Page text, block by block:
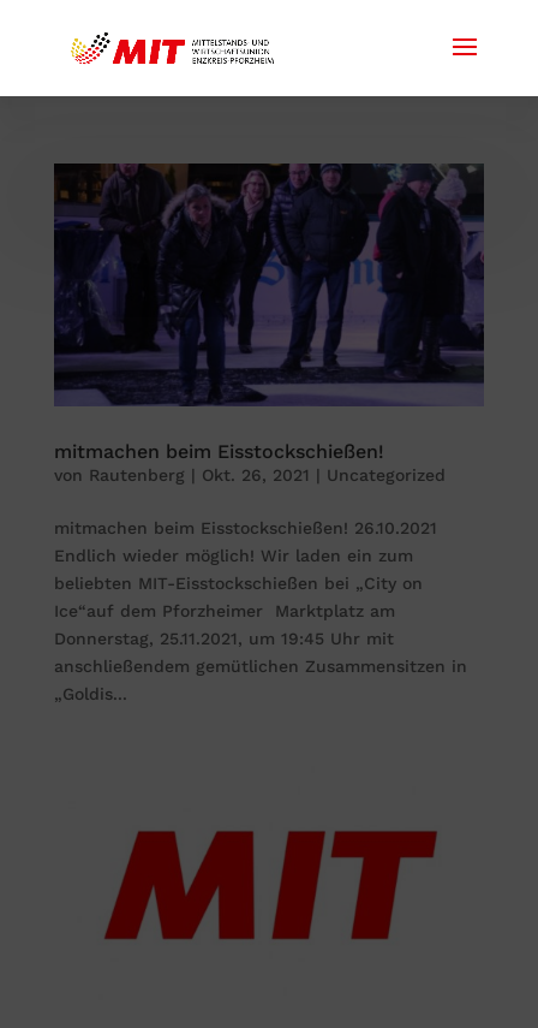
mitmachen beim Eisstockschießen!
von Rautenberg | Okt. 26, 2021 | Uncategorized
mitmachen beim Eisstockschießen! 26.10.2021
Endlich wieder möglich! Wir laden ein zum
beliebten MIT-Eisstockschießen bei „City on
Ice“auf dem Pforzheimer Marktplatz am
Donnerstag, 25.11.2021, um 19:45 Uhr mit
anschließendem gemütlichen Zusammensitzen in
„Goldis...